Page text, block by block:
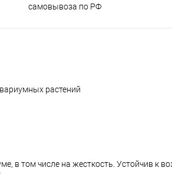
самовывоза по РФ
растений
в том числе на жесткость. Устойчив к